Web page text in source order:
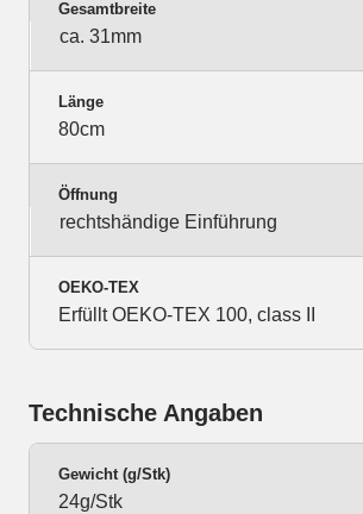
Gesamtbreite
ca. 31mm
Länge
80cm
Öffnung
rechtshändige Einführung
OEKO-TEX
Erfüllt OEKO-TEX 100, class II
Technische Angaben
Gewicht (g/Stk)
24g/Stk